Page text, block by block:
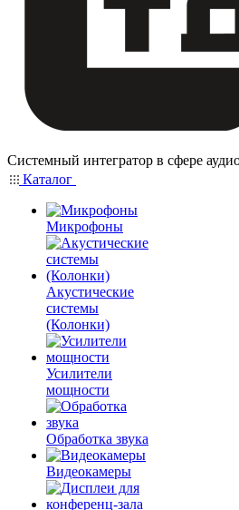
Системный интегратор в сфере
Каталог
Микрофоны
Акустические
системы
(Колонки)
Усилители
мощности
Обработка звука
Видеокамеры